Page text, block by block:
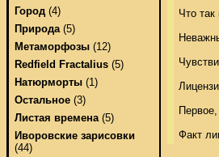
Город (4)
Природа(5)
Метаморфозы (12)
Redfield Fractalius (5)
Натюрморты (1)
Остальное (3)
Листая времена(5)
Иворовские зарисовки
(44)
Что
Факт